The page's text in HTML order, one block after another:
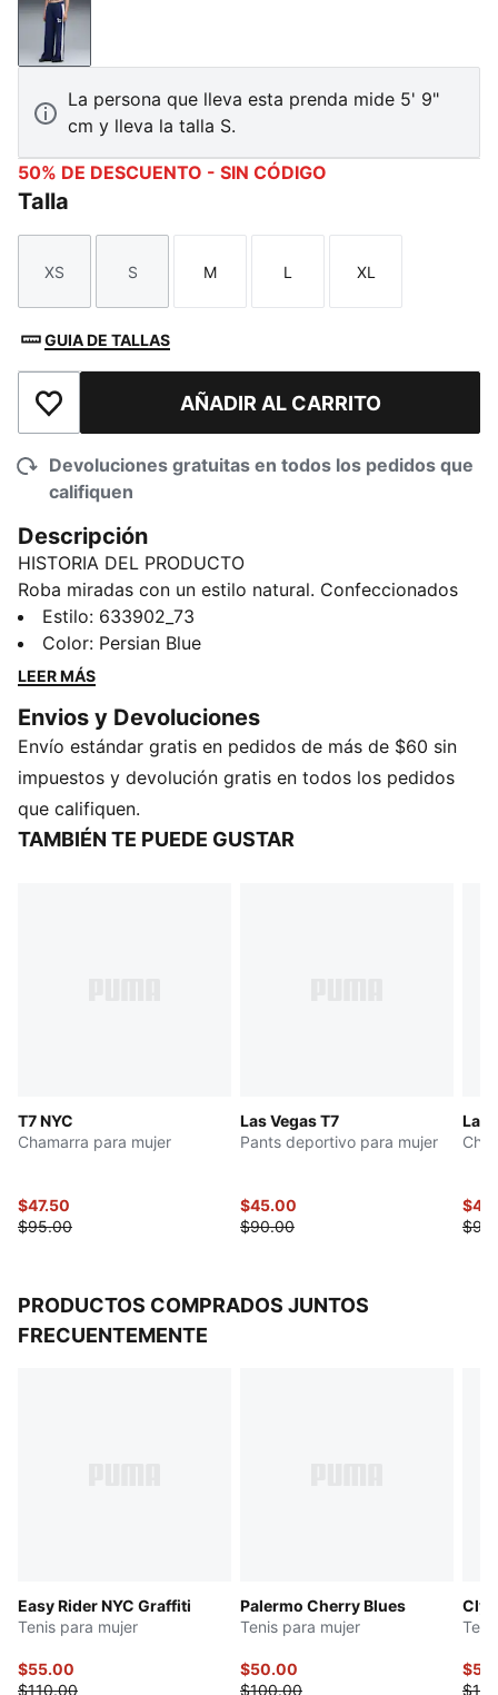
Persian Blue
La persona que lleva esta prenda mide 5' 9"
cm y lleva la talla S.
50% DE DESCUENTO - SIN CÓDIGO
Talla
Talla
XS
Talla
S
Talla
M
Talla
L
Talla
XL
GUIA DE TALLAS
Añadir a la lista de deseosAÑADIR AL CARRITO
Devoluciones gratuitas en todos los pedidos que
califiquen
Descripción
HISTORIA DEL PRODUCTO
Roba miradas con un estilo natural. Confeccionados
en tejido de rizo francés suave y con un corte relajado
y cómodo, estos pants son perfectos para salir a
tomar café o para relajarse. Las líneas clásicas y
deportiva con la frescura informal. PUMA te ofrece un
estilo que se adapta a ti, sin importar lo que te depare
el día.
CARACTERÍSTICAS Y BENEFICIOS
Producto fabricado con al menos un 20 % de
Estilo: 633902_73
Color: Persian Blue
LEER MÁS
Envios y Devoluciones
Envío estándar gratis en pedidos de más de $60 sin
impuestos y devolución gratis en todos los pedidos
que califiquen.
TAMBIÉN TE PUEDE GUSTAR
T7 NYC
Chamarra para mujer
$47.50
$95.00
Las Vegas T7
Pants deportivo para mujer
$45.00
$90.00
Las
PRODUCTOS COMPRADOS JUNTOS
FRECUENTEMENTE
Easy Rider NYC Graffiti
Tenis para mujer
$55.00
$110.00
Palermo Cherry Blues
Tenis para mujer
$50.00
$100.00